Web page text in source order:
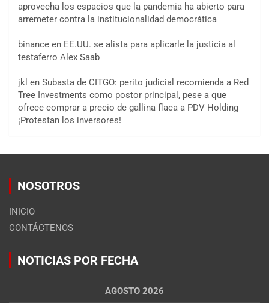
aprovecha los espacios que la pandemia ha abierto para
arremeter contra la institucionalidad democrática
binance en EE.UU. se alista para aplicarle la justicia al
testaferro Alex Saab
jkl en Subasta de CITGO: perito judicial recomienda a Red
Tree Investments como postor principal, pese a que
ofrece comprar a precio de gallina flaca a PDV Holding
¡Protestan los inversores!
NOSOTROS
INICIO
CONTÁCTENOS
NOTICIAS POR FECHA
AGOSTO 2026